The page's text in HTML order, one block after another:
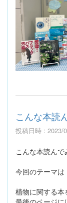
こんな本読
投稿日時 : 2023/
こんな本読んで
今回のテーマは
植物に関する本